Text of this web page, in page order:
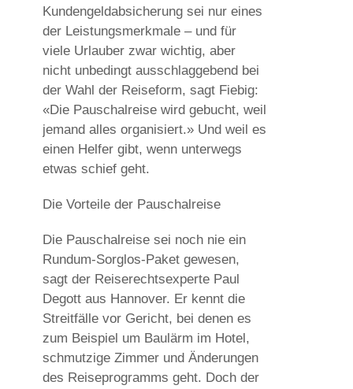
Kundengeldabsicherung sei nur eines
der Leistungsmerkmale – und für
viele Urlauber zwar wichtig, aber
nicht unbedingt ausschlaggebend bei
der Wahl der Reiseform, sagt Fiebig:
«Die Pauschalreise wird gebucht, weil
jemand alles organisiert.» Und weil es
einen Helfer gibt, wenn unterwegs
etwas schief geht.
Die Vorteile der Pauschalreise
Die Pauschalreise sei noch nie ein
Rundum-Sorglos-Paket gewesen,
sagt der Reiserechtsexperte Paul
Degott aus Hannover. Er kennt die
Streitfälle vor Gericht, bei denen es
zum Beispiel um Baulärm im Hotel,
schmutzige Zimmer und Änderungen
des Reiseprogramms geht. Doch der